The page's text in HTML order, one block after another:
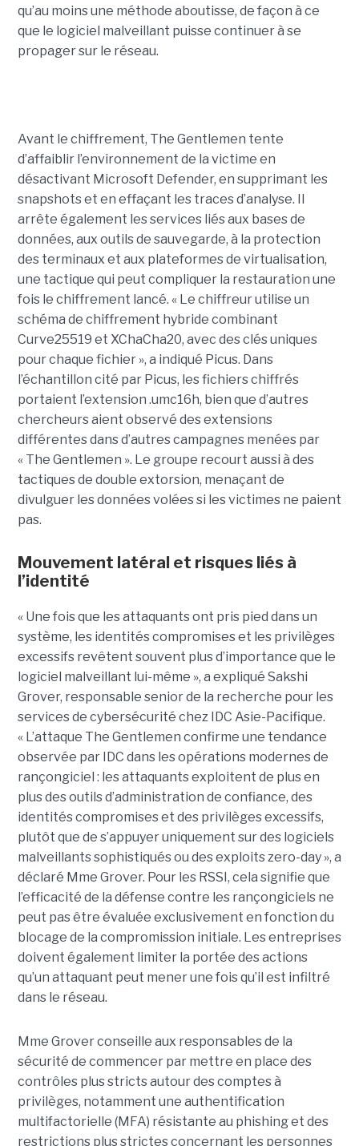
qu’au moins une méthode aboutisse, de façon à ce
que le logiciel malveillant puisse continuer à se
propager sur le réseau.
Avant le chiffrement, The Gentlemen tente
d’affaiblir l’environnement de la victime en
désactivant Microsoft Defender, en supprimant les
snapshots et en effaçant les traces d’analyse. Il
arrête également les services liés aux bases de
données, aux outils de sauvegarde, à la protection
des terminaux et aux plateformes de virtualisation,
une tactique qui peut compliquer la restauration une
fois le chiffrement lancé. « Le chiffreur utilise un
schéma de chiffrement hybride combinant
Curve25519 et XChaCha20, avec des clés uniques
pour chaque fichier », a indiqué Picus. Dans
l’échantillon cité par Picus, les fichiers chiffrés
portaient l’extension .umc16h, bien que d’autres
chercheurs aient observé des extensions
différentes dans d’autres campagnes menées par
« The Gentlemen ». Le groupe recourt aussi à des
tactiques de double extorsion, menaçant de
divulguer les données volées si les victimes ne paient
pas.
Mouvement latéral et risques liés à
l’identité
« Une fois que les attaquants ont pris pied dans un
système, les identités compromises et les privilèges
excessifs revêtent souvent plus d’importance que le
logiciel malveillant lui-même », a expliqué Sakshi
Grover, responsable senior de la recherche pour les
services de cybersécurité chez IDC Asie-Pacifique.
« L’attaque The Gentlemen confirme une tendance
observée par IDC dans les opérations modernes de
rançongiciel : les attaquants exploitent de plus en
plus des outils d’administration de confiance, des
identités compromises et des privilèges excessifs,
plutôt que de s’appuyer uniquement sur des logiciels
malveillants sophistiqués ou des exploits zero-day », a
déclaré Mme Grover. Pour les RSSI, cela signifie que
l’efficacité de la défense contre les rançongiciels ne
peut pas être évaluée exclusivement en fonction du
blocage de la compromission initiale. Les entreprises
doivent également limiter la portée des actions
qu’un attaquant peut mener une fois qu’il est infiltré
dans le réseau.
Mme Grover conseille aux responsables de la
sécurité de commencer par mettre en place des
contrôles plus stricts autour des comptes à
privilèges, notamment une authentification
multifactorielle (MFA) résistante au phishing et des
restrictions plus strictes concernant les personnes